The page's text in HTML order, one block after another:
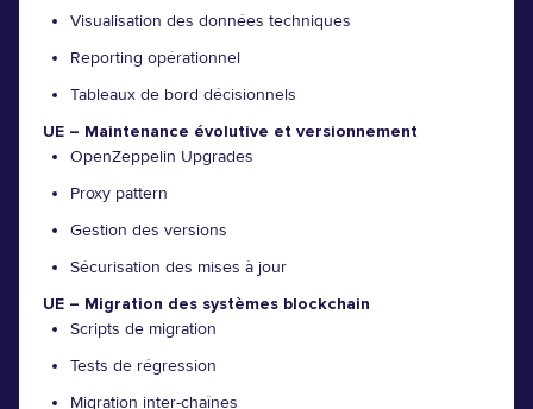
Visualisation des données techniques
Reporting opérationnel
Tableaux de bord décisionnels
UE – Maintenance évolutive et versionnement
OpenZeppelin Upgrades
Proxy pattern
Gestion des versions
Sécurisation des mises à jour
UE – Migration des systèmes blockchain
Scripts de migration
Tests de régression
Migration inter-chaînes